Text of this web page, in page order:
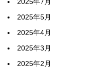
2025年5月
2025年4月
2025年3月
2025年2月